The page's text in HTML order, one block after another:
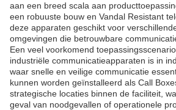
aan een breed scala aan
een robuuste bouw en Vandal Resistant
deze apparaten geschikt voor
omgevingen die betrouwbare
Een veel voorkomend
industriële communicatieapparaten is in
waar snelle en veilige communicatie
kunnen worden geïnstalleerd als Call
strategische locaties binnen de faciliteit,
geval van noodgevallen of operationele